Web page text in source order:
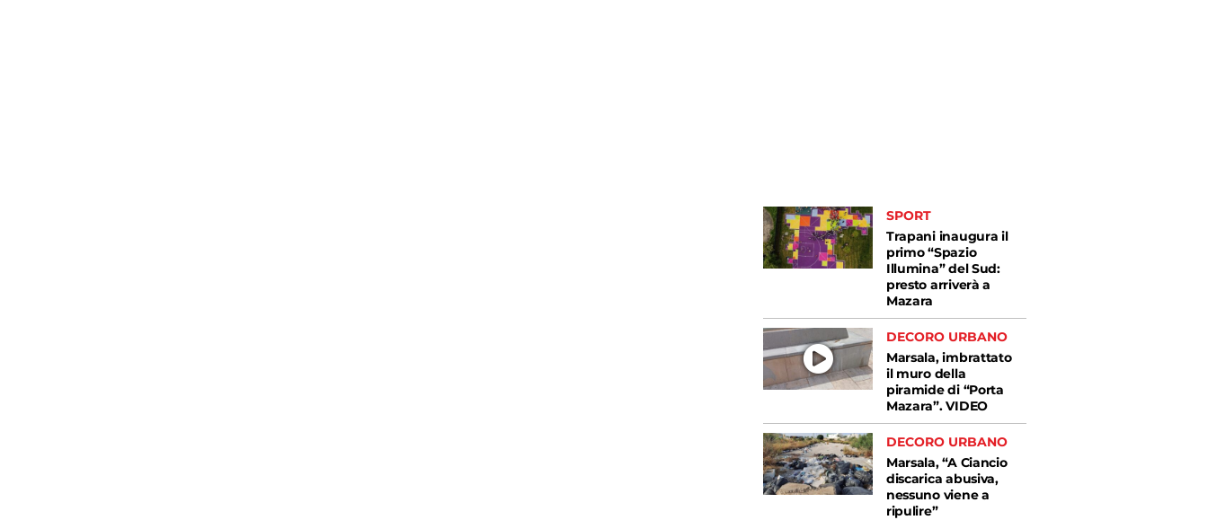
SPORT
Trapani inaugura il
primo “Spazio
Illumina” del Sud:
presto arriverà a
Mazara
DECORO URBANO
Marsala, imbrattato
il muro della
piramide di “Porta
Mazara”. VIDEO
DECORO URBANO
Marsala, “A Ciancio
discarica abusiva,
nessuno viene a
ripulire”